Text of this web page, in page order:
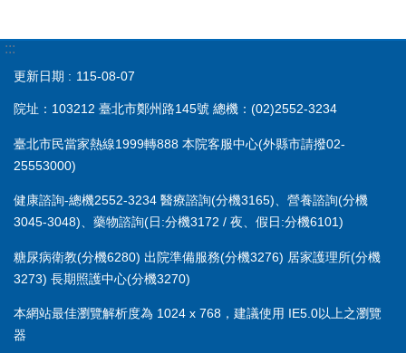
:::
更新日期 115-08-07
院址：103212 臺北市鄭州路145號 總機：(02)2552-3234
臺北市民當家熱線1999轉888 本院客服中心(外縣市請撥02-
25553000)
健康諮詢-總機2552-3234 醫療諮詢(分機3165)、營養諮詢(分機
3045-3048)、藥物諮詢(日:分機3172 / 夜、假日:分機6101)
糖尿病衛教(分機6280) 出院準備服務(分機3276) 居家護理所(分機
3273) 長期照護中心(分機3270)
本網站最佳瀏覽解析度為 1024 x 768，建議使用 IE5.0以上之瀏覽
器